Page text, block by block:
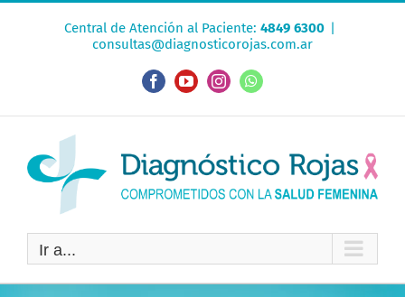
Central de Atención al Paciente: 4849 6300 |
consultas@diagnosticorojas.com.ar
FacebookYouTubeInstagramWhatsApp
Ir a...